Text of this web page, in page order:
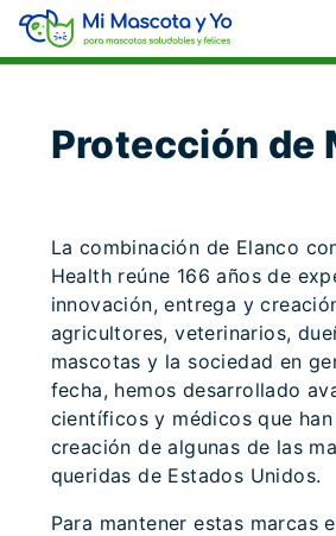
Protección de
La combinación de Elanco
Health reúne 166 años de
innovación, entrega y
agricultores, veterinarios,
mascotas y la sociedad en
fecha, hemos desarrollado
científicos y médicos que
creación de algunas de las
queridas de Estados Unidos.
Para mantener estas marcas